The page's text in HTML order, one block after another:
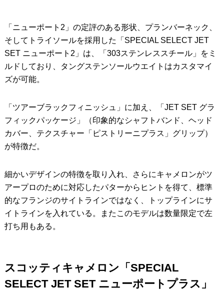
「ニューポート2」の定評のある形状、プランバーネック、
そしてトライソールを採用した「SPECIAL SELECT JET
SET ニューポート2」は、「303ステンレススチール」をミ
ルドしており、タングステンソールウエイトはカスタマイ
ズが可能。
「ツアーブラックフィニッシュ」に加え、「JET SET グラ
フィックパッケージ」（印象的なシャフトバンド、ヘッド
カバー、テクスチャー「ピストリーニプラス」グリップ）
が特徴だ。
細かいデザインの特徴を取り入れ、さらにキャメロンがツ
アープロのために対応したパターからヒントを得て、標準
的なフランジのサイトラインではなく、トップラインにサ
イトラインを入れている。またこのモデルは数量限定で左
打ち用もある。
スコッティキャメロン「SPECIAL
SELECT JET SET ニューポートプラス」